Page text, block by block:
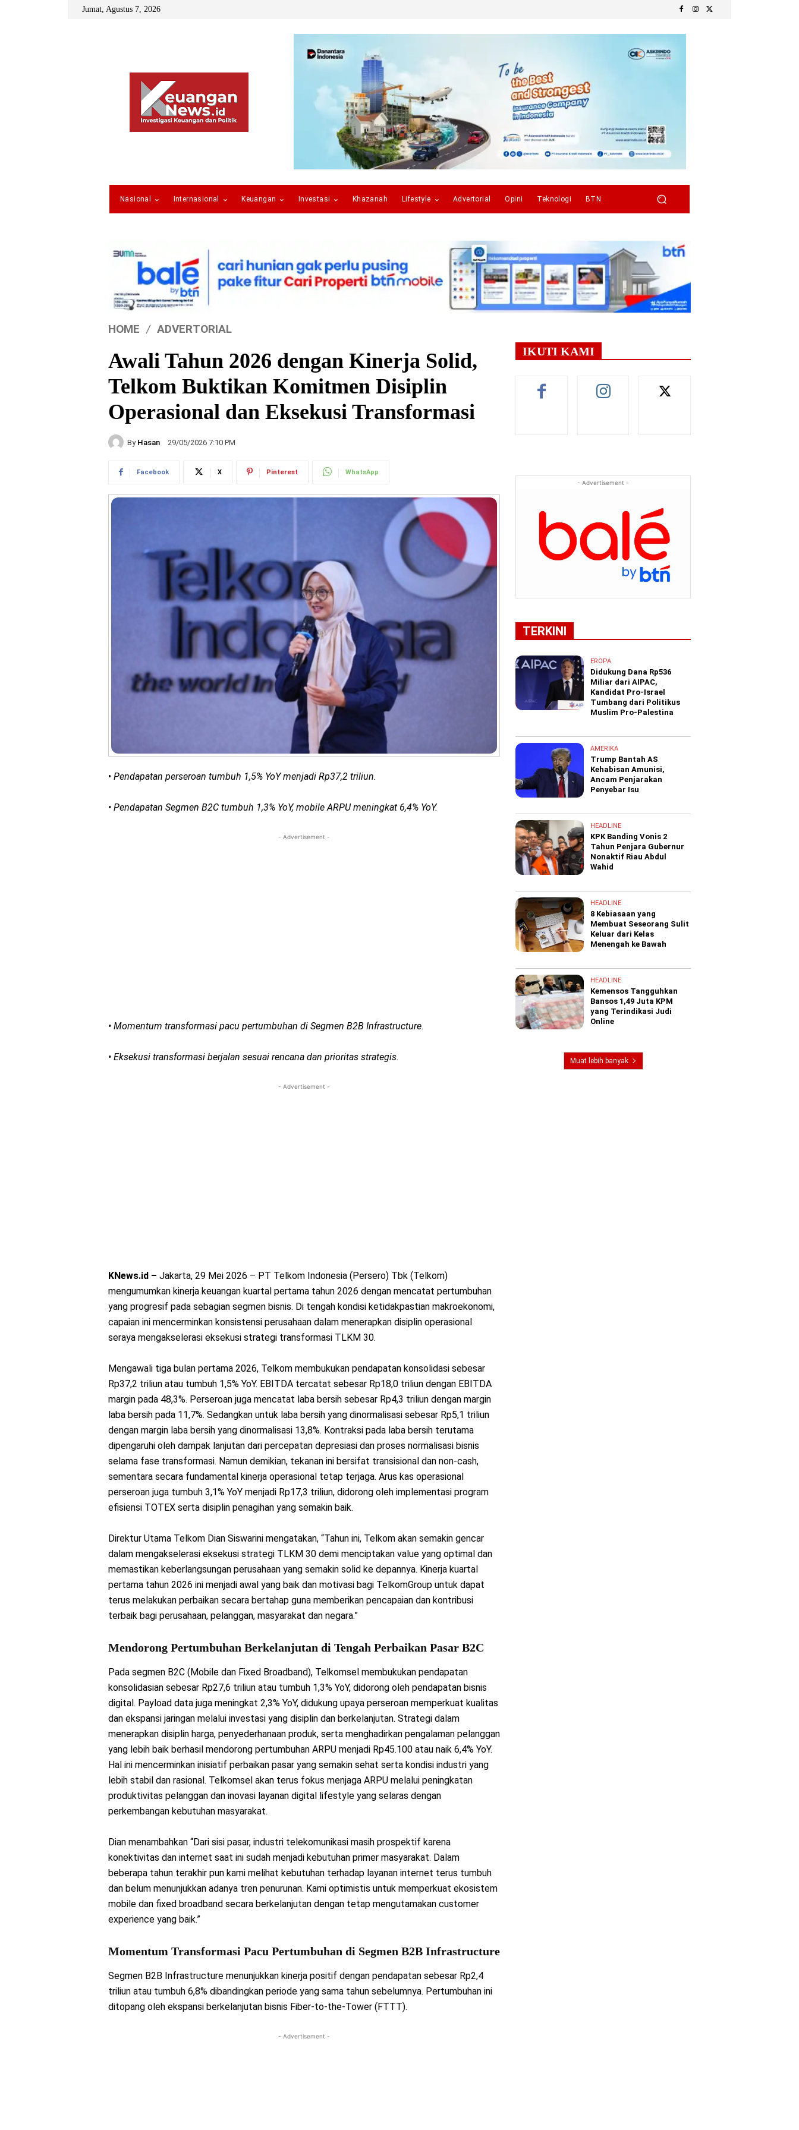
Jumat, Agustus 7, 2026
Nasional Internasional Keuangan Investasi Khazanah Lifestyle Advertorial Opini Teknologi BTN
HOME ADVERTORIAL
Awali Tahun 2026 dengan Kinerja Solid,
Telkom Buktikan Komitmen Disiplin
Operasional dan Eksekusi Transformasi
By Hasan 29/05/2026 7:10 PM
Facebook X Pinterest WhatsApp
• Pendapatan perseroan tumbuh 1,5% YoY menjadi Rp37,2 triliun.
• Pendapatan Segmen B2C tumbuh 1,3% YoY, mobile ARPU meningkat 6,4% YoY.
- Advertisement -
• Momentum transformasi pacu pertumbuhan di Segmen B2B Infrastructure.
• Eksekusi transformasi berjalan sesuai rencana dan prioritas strategis.
- Advertisement -
KNews.id – Jakarta, 29 Mei 2026 – PT Telkom Indonesia (Persero) Tbk (Telkom)
mengumumkan kinerja keuangan kuartal pertama tahun 2026 dengan mencatat pertumbuhan
yang progresif pada sebagian segmen bisnis. Di tengah kondisi ketidakpastian makroekonomi,
capaian ini mencerminkan konsistensi perusahaan dalam menerapkan disiplin operasional
seraya mengakselerasi eksekusi strategi transformasi TLKM 30.
Mengawali tiga bulan pertama 2026, Telkom membukukan pendapatan konsolidasi sebesar
Rp37,2 triliun atau tumbuh 1,5% YoY. EBITDA tercatat sebesar Rp18,0 triliun dengan EBITDA
margin pada 48,3%. Perseroan juga mencatat laba bersih sebesar Rp4,3 triliun dengan margin
laba bersih pada 11,7%. Sedangkan untuk laba bersih yang dinormalisasi sebesar Rp5,1 triliun
dengan margin laba bersih yang dinormalisasi 13,8%. Kontraksi pada laba bersih terutama
dipengaruhi oleh dampak lanjutan dari percepatan depresiasi dan proses normalisasi bisnis
selama fase transformasi. Namun demikian, tekanan ini bersifat transisional dan non-cash,
sementara secara fundamental kinerja operasional tetap terjaga. Arus kas operasional
perseroan juga tumbuh 3,1% YoY menjadi Rp17,3 triliun, didorong oleh implementasi program
efisiensi TOTEX serta disiplin penagihan yang semakin baik.
Direktur Utama Telkom Dian Siswarini mengatakan, “Tahun ini, Telkom akan semakin gencar
dalam mengakselerasi eksekusi strategi TLKM 30 demi menciptakan value yang optimal dan
memastikan keberlangsungan perusahaan yang semakin solid ke depannya. Kinerja kuartal
pertama tahun 2026 ini menjadi awal yang baik dan motivasi bagi TelkomGroup untuk dapat
terus melakukan perbaikan secara bertahap guna memberikan pencapaian dan kontribusi
terbaik bagi perusahaan, pelanggan, masyarakat dan negara.”
Mendorong Pertumbuhan Berkelanjutan di Tengah Perbaikan Pasar B2C
Pada segmen B2C (Mobile dan Fixed Broadband), Telkomsel membukukan pendapatan
konsolidasian sebesar Rp27,6 triliun atau tumbuh 1,3% YoY, didorong oleh pendapatan bisnis
digital. Payload data juga meningkat 2,3% YoY, didukung upaya perseroan memperkuat kualitas
dan ekspansi jaringan melalui investasi yang disiplin dan berkelanjutan. Strategi dalam
menerapkan disiplin harga, penyederhanaan produk, serta menghadirkan pengalaman pelanggan
yang lebih baik berhasil mendorong pertumbuhan ARPU menjadi Rp45.100 atau naik 6,4% YoY.
Hal ini mencerminkan inisiatif perbaikan pasar yang semakin sehat serta kondisi industri yang
lebih stabil dan rasional. Telkomsel akan terus fokus menjaga ARPU melalui peningkatan
produktivitas pelanggan dan inovasi layanan digital lifestyle yang selaras dengan
perkembangan kebutuhan masyarakat.
Dian menambahkan “Dari sisi pasar, industri telekomunikasi masih prospektif karena
konektivitas dan internet saat ini sudah menjadi kebutuhan primer masyarakat. Dalam
beberapa tahun terakhir pun kami melihat kebutuhan terhadap layanan internet terus tumbuh
dan belum menunjukkan adanya tren penurunan. Kami optimistis untuk memperkuat ekosistem
mobile dan fixed broadband secara berkelanjutan dengan tetap mengutamakan customer
experience yang baik.”
Momentum Transformasi Pacu Pertumbuhan di Segmen B2B Infrastructure
Segmen B2B Infrastructure menunjukkan kinerja positif dengan pendapatan sebesar Rp2,4
triliun atau tumbuh 6,8% dibandingkan periode yang sama tahun sebelumnya. Pertumbuhan ini
ditopang oleh ekspansi berkelanjutan bisnis Fiber-to-the-Tower (FTTT).
- Advertisement -
IKUTI KAMI
- Advertisement -
TERKINI
EROPA
Didukung Dana Rp536
Miliar dari AIPAC,
Kandidat Pro-Israel
Tumbang dari Politikus
Muslim Pro-Palestina
AMERIKA
Trump Bantah AS
Kehabisan Amunisi,
Ancam Penjarakan
Penyebar Isu
HEADLINE
KPK Banding Vonis 2
Tahun Penjara Gubernur
Nonaktif Riau Abdul
Wahid
HEADLINE
8 Kebiasaan yang
Membuat Seseorang Sulit
Keluar dari Kelas
Menengah ke Bawah
HEADLINE
Kemensos Tangguhkan
Bansos 1,49 Juta KPM
yang Terindikasi Judi
Online
Muat lebih banyak